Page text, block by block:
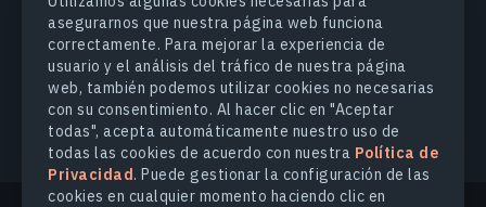
asegurarnos que nuestra página web funciona
correctamente. Para mejorar la experiencia de
usuario y el análisis del tráfico de nuestra página
web, también podemos utilizar cookies no necesarias
con su consentimiento. Al hacer clic en "Aceptar
todas", acepta automáticamente nuestro uso de
todas las cookies de acuerdo con nuestra Política de
Privacidad. Puede gestionar la configuración de las
cookies en cualquier momento haciendo clic en
SOLICITAR ACCESO ANTICIPADO